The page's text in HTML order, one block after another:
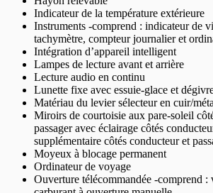
Indicateur de la température extérieure
Instruments -comprend : indicateur de
tachymètre, compteur journalier et
Intégration d’appareil intelligent
Lampes de lecture avant et arrière
Lecture audio en continu
Lunette fixe avec essuie-glace et
Matériau du levier sélecteur en cuir/
Miroirs de courtoisie aux pare-soleil
passager avec éclairage côtés
supplémentaire côtés conducteur et
Moyeux à blocage permanent
Ordinateur de voyage
Ouverture télécommandée -comprend :